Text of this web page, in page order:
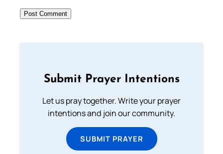
Submit Prayer Intentions
Let us pray together. Write your prayer
intentions and join our community.
SUBMIT PRAYER